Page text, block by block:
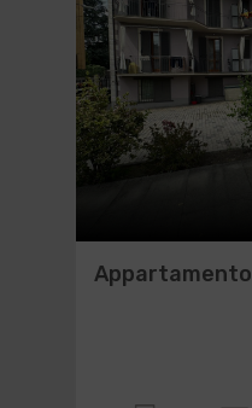
Appartamento